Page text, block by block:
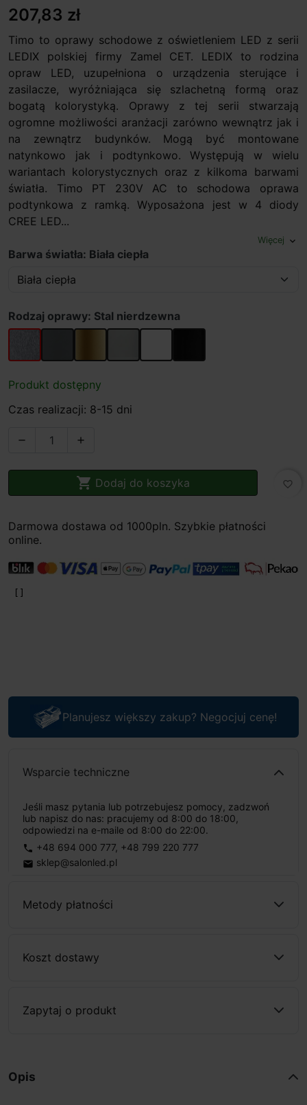
207,83 zł
Timo to oprawy schodowe z oświetleniem LED z serii
LEDIX polskiej firmy Zamel CET. LEDIX to rodzina
opraw LED, uzupełniona o urządzenia sterujące i
zasilacze, wyróżniająca się szlachetną formą oraz
bogatą kolorystyką. Oprawy z tej serii stwarzają
ogromne możliwości aranżacji zarówno wewnątrz jak i
na zewnątrz budynków. Mogą być montowane
natynkowo jak i podtynkowo. Występują w wielu
wariantach kolorystycznych oraz z kilkoma barwami
światła. Timo PT 230V AC to schodowa oprawa
podtynkowa z ramką. Wyposażona jest w 4 diody
CREE LED...
Więcej expand_more
Barwa światła: Biała ciepła
Rodzaj oprawy: Stal nierdzewna
Stal nierdzewna
Grafit Stare złotoAluminium
Biały Czarny
Produkt dostępny
Czas realizacji: 8-15 dni
 
 Dodaj do koszyka favorite_border
Darmowa dostawa od 1000pln. Szybkie płatności
online.
Planujesz większy zakup? Negocjuj cenę!
Wsparcie techniczne
Jeśli masz pytania lub potrzebujesz pomocy, zadzwoń
lub napisz do nas: pracujemy od 8:00 do 18:00,
odpowiedzi na e-maile od 8:00 do 22:00.
phone +48 694 000 777, +48 799 220 777
email sklep@salonled.pl
Metody płatności
Koszt dostawy
Zapytaj o produkt
Opis